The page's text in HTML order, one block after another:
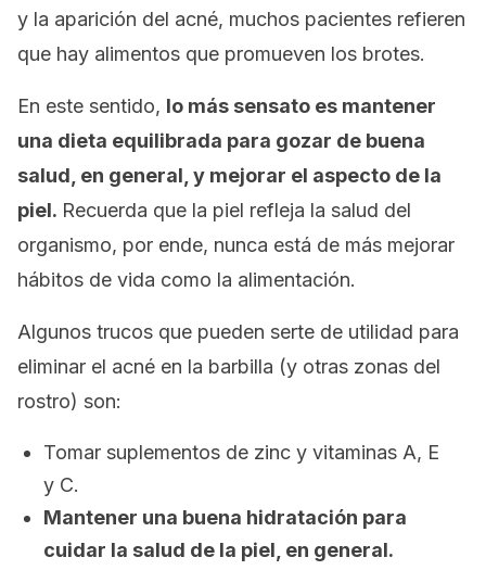
y la aparición del acné, muchos pacientes refieren
que hay alimentos que promueven los brotes.
En este sentido, lo más sensato es mantener
una dieta equilibrada para gozar de buena
salud, en general, y mejorar el aspecto de la
piel. Recuerda que la piel refleja la salud del
organismo, por ende, nunca está de más mejorar
hábitos de vida como la alimentación.
Algunos trucos que pueden serte de utilidad para
eliminar el acné en la barbilla (y otras zonas del
rostro) son:
Tomar suplementos de zinc y vitaminas A, E
y C.
Mantener una buena hidratación para
cuidar la salud de la piel, en general.